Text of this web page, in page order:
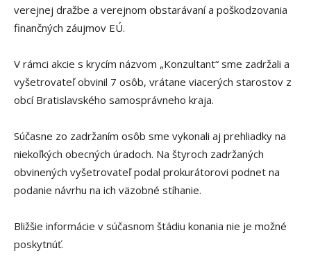
verejnej dražbe a verejnom obstarávaní a poškodzovania
finančných záujmov EÚ.
V rámci akcie s krycím názvom „Konzultant“ sme zadržali a
vyšetrovateľ obvinil 7 osôb, vrátane viacerých starostov z
obcí Bratislavského samosprávneho kraja.
Súčasne zo zadržaním osôb sme vykonali aj prehliadky na
niekoľkých obecných úradoch. Na štyroch zadržaných
obvinených vyšetrovateľ podal prokurátorovi podnet na
podanie návrhu na ich väzobné stíhanie.
Bližšie informácie v súčasnom štádiu konania nie je možné
poskytnúť.